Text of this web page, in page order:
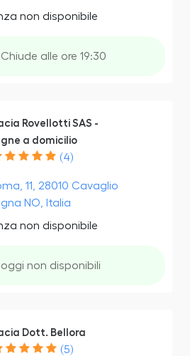
non disponibile
alle ore 19:30
Rovellotti SAS -
a domicilio
(4)
11, 28010 Cavaglio
NO, Italia
non disponibile
non disponibili
Dott. Bellora
(5)